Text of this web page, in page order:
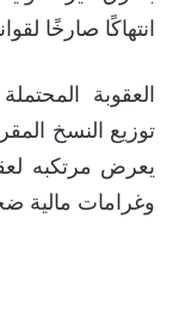
انتهاكًا صارخًا
العقوبة
توزيع النسخ
وغرامات مالية